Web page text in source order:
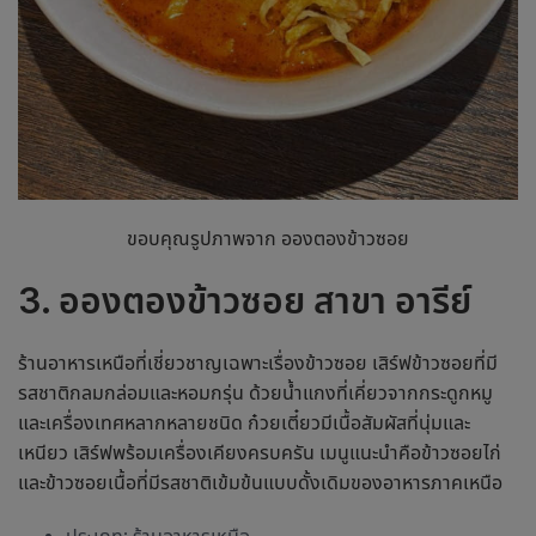
ขอบคุณรูปภาพจาก อองตองข้าวซอย
3. อองตองข้าวซอย สาขา อารีย์
ร้านอาหารเหนือที่เชี่ยวชาญเฉพาะเรื่องข้าวซอย เสิร์ฟข้าวซอยที่มี
รสชาติกลมกล่อมและหอมกรุ่น ด้วยน้ำแกงที่เคี่ยวจากกระดูกหมู
และเครื่องเทศหลากหลายชนิด ก๋วยเตี๋ยวมีเนื้อสัมผัสที่นุ่มและ
เหนียว เสิร์ฟพร้อมเครื่องเคียงครบครัน เมนูแนะนำคือข้าวซอยไก่
และข้าวซอยเนื้อที่มีรสชาติเข้มข้นแบบดั้งเดิมของอาหารภาคเหนือ